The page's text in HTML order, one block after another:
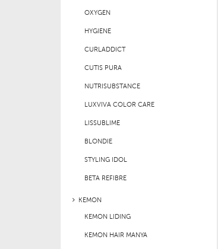
OXYGEN
HYGIENE
CURLADDICT
CUTIS PURA
NUTRISUBSTANCE
LUXVIVA COLOR CARE
LISSUBLIME
BLONDIE
STYLING IDOL
BETA REFIBRE
KEMON
KEMON LIDING
KEMON HAIR MANYA